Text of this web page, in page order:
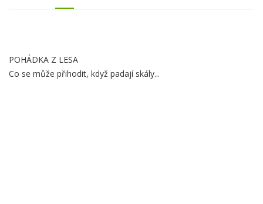
záložky
POHÁDKA Z LESA
Co se může přihodit, když padají skály...